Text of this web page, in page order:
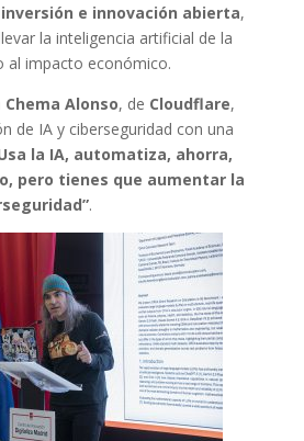
e innovación abierta,
la inteligencia artificial de la
al impacto económico.
Chema Alonso, de Cloudflare,
de IA y ciberseguridad con una
la IA, automatiza, ahorra,
pero tienes que aumentar la
.